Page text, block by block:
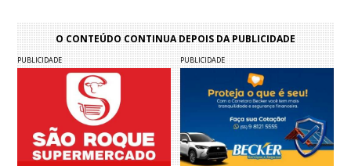
O CONTEÚDO CONTINUA DEPOIS DA PUBLICIDADE
PUBLICIDADE PUBLICIDADE